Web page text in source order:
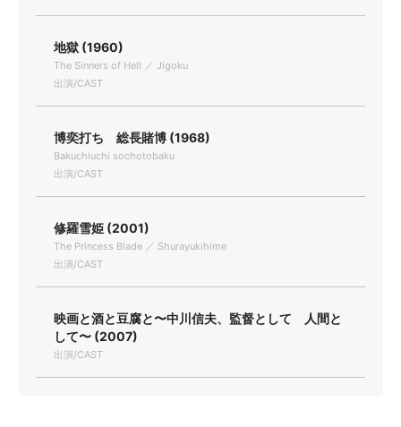
地獄 (1960)
The Sinners of Hell ／ Jigoku
出演/CAST
博奕打ち 総長賭博 (1968)
Bakuchiuchi sochotobaku
出演/CAST
修羅雪姫 (2001)
The Princess Blade ／ Shurayukihime
出演/CAST
映画と酒と豆腐と〜中川信夫、監督として 人間と
して〜 (2007)
出演/CAST